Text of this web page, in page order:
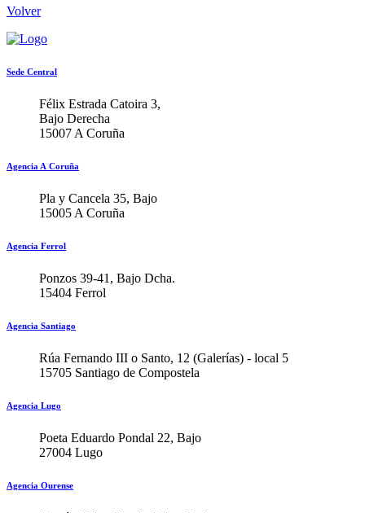
Volver
Sede Central
Félix Estrada Catoira 3,
Bajo Derecha
15007 A Coruña
Agencia A Coruña
Pla y Cancela 35, Bajo
15005 A Coruña
Agencia Ferrol
Ponzos 39-41, Bajo Dcha.
15404 Ferrol
Agencia Santiago
Rúa Fernando III o Santo, 12 (Galerías) - local 5
15705 Santiago de Compostela
Agencia Lugo
Poeta Eduardo Pondal 22, Bajo
27004 Lugo
Agencia Ourense